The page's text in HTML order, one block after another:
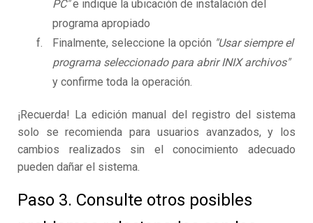
PC"e indique la ubicación de instalación del
programa apropiado
Finalmente, seleccione la opción "Usar siempre el
programa seleccionado para abrir INIX archivos"
y confirme toda la operación.
¡Recuerda! La edición manual del registro del sistema
solo se recomienda para usuarios avanzados, y los
cambios realizados sin el conocimiento adecuado
pueden dañar el sistema.
Paso 3. Consulte otros posibles